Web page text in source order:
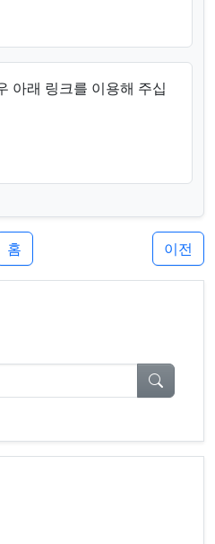
아래 링크를 이용해 주십
홈 이전
검색